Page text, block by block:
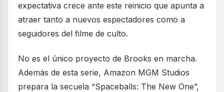
expectativa crece ante este reinicio que apunta a
atraer tanto a nuevos espectadores como a
seguidores del filme de culto.
No es el único proyecto de Brooks en marcha.
Además de esta serie, Amazon MGM Studios
prepara la secuela “Spaceballs: The New One”,